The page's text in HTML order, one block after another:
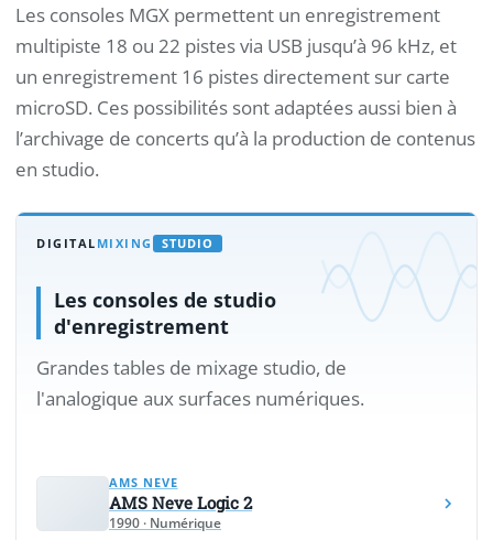
Les consoles MGX permettent un enregistrement
multipiste 18 ou 22 pistes via USB jusqu’à 96 kHz, et
un enregistrement 16 pistes directement sur carte
microSD. Ces possibilités sont adaptées aussi bien à
l’archivage de concerts qu’à la production de contenus
en studio.
DIGITAL MIXING STUDIO
Les consoles de studio
d'enregistrement
Grandes tables de mixage studio, de
l'analogique aux surfaces numériques.
AMS NEVE
AMS Neve Logic 2
1990 · Numérique